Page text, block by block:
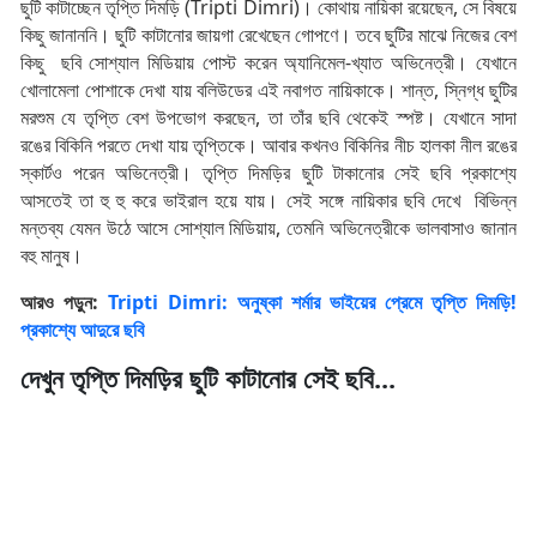
ছুটি কাটাচ্ছেন তৃপ্তি দিমড়ি (Tripti Dimri)। কোথায় নায়িকা রয়েছেন, সে বিষয়ে
কিছু জানাননি। ছুটি কাটানোর জায়গা রেখেছেন গোপণে। তবে ছুটির মাঝে নিজের বেশ
কিছু ছবি সোশ্যাল মিডিয়ায় পোস্ট করেন অ্যানিমেল-খ্যাত অভিনেত্রী। যেখানে
খোলামেলা পোশাকে দেখা যায় বলিউডের এই নবাগত নায়িকাকে। শান্ত, স্নিগ্ধ ছুটির
মরশুম যে তৃপ্তি বেশ উপভোগ করছেন, তা তাঁর ছবি থেকেই স্পষ্ট। যেখানে সাদা
রঙের বিকিনি পরতে দেখা যায় তৃপ্তিকে। আবার কখনও বিকিনির নীচ হালকা নীল রঙের
স্কার্টও পরেন অভিনেত্রী। তৃপ্তি দিমড়ির ছুটি টাকানোর সেই ছবি প্রকাশ্যে
আসতেই তা হু হু করে ভাইরাল হয়ে যায়। সেই সঙ্গে নায়িকার ছবি দেখে বিভিন্ন
মন্তব্য যেমন উঠে আসে সোশ্যাল মিডিয়ায়, তেমনি অভিনেত্রীকে ভালবাসাও জানান
বহু মানুষ।
আরও পড়ুন: Tripti Dimri: অনুষ্কা শর্মার ভাইয়ের প্রেমে তৃপ্তি দিমড়ি!
প্রকাশ্যে আদুরে ছবি
দেখুন তৃপ্তি দিমড়ির ছুটি কাটানোর সেই ছবি...